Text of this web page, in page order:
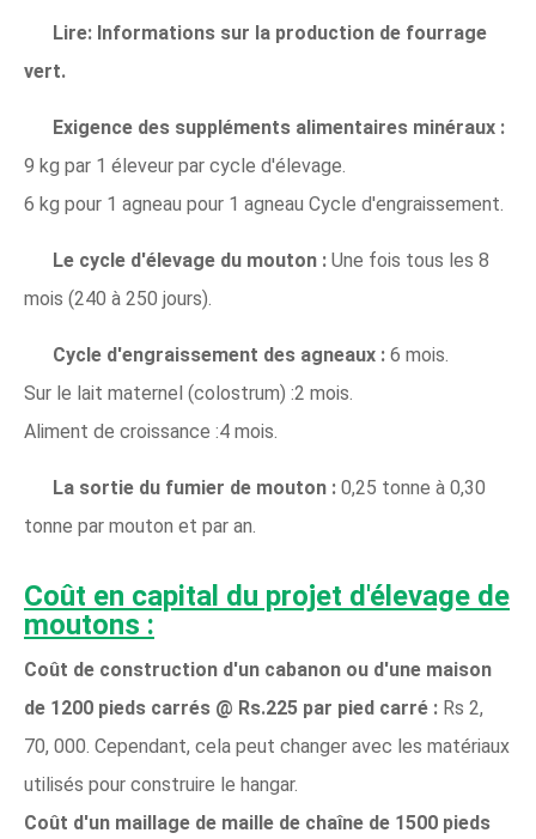
Lire: Informations sur la production de fourrage
vert.
Exigence des suppléments alimentaires minéraux :
9 kg par 1 éleveur par cycle d'élevage.
6 kg pour 1 agneau pour 1 agneau Cycle d'engraissement.
Le cycle d'élevage du mouton : Une fois tous les 8
mois (240 à 250 jours).
Cycle d'engraissement des agneaux : 6 mois.
Sur le lait maternel (colostrum) :2 mois.
Aliment de croissance :4 mois.
La sortie du fumier de mouton : 0,25 tonne à 0,30
tonne par mouton et par an.
Coût en capital du projet d'élevage de
moutons :
Coût de construction d'un cabanon ou d'une maison
de 1200 pieds carrés @ Rs.225 par pied carré : Rs 2,
70, 000. Cependant, cela peut changer avec les matériaux
utilisés pour construire le hangar.
Coût d'un maillage de maille de chaîne de 1500 pieds